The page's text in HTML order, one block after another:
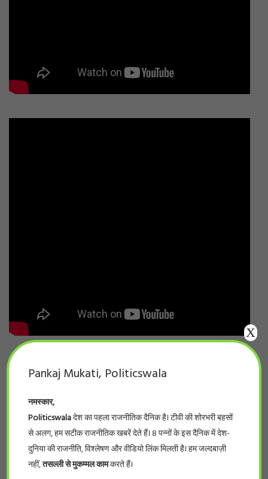
Pankaj Mukati, Politicswala
नमस्कार,
Politicswalaदेश का पहला राजनीतिक दैनिक है। टीवी की शोरभरी बहसों
से अलग, हम सटीक राजनीतिक खबरें देते हैं। 8 पन्नों के इस दैनिक में देश-
दुनिया की राजनीति, विश्लेषण और वीडियो लिंक मिलती है। हम जल्दबाज़ी
नहीं,तसल्ली से मुकम्मल कामकरते हैं।
X